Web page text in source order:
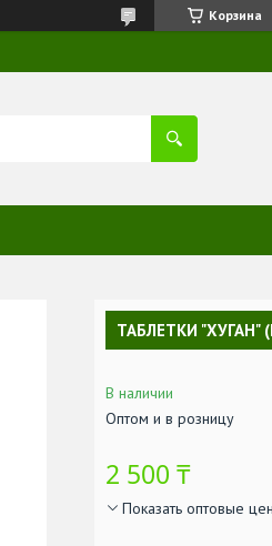
Корзина
ТАБЛЕТКИ "ХУГАН"
В наличии
Оптом и в розницу
2 500 ₸
Показать оптовые